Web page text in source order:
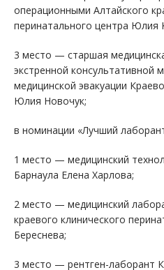
операционными Алтайского
перинатального центра Юлия
3 место — старшая
экстренной консультативной
медицинской эвакуации
Юлия Новочук;
в номинации «Лучший
1 место — медицинский
Барнаула Елена Харлова;
2 место — медицинский
краевого клинического
Береснева;
3 место — рентген-лаборант